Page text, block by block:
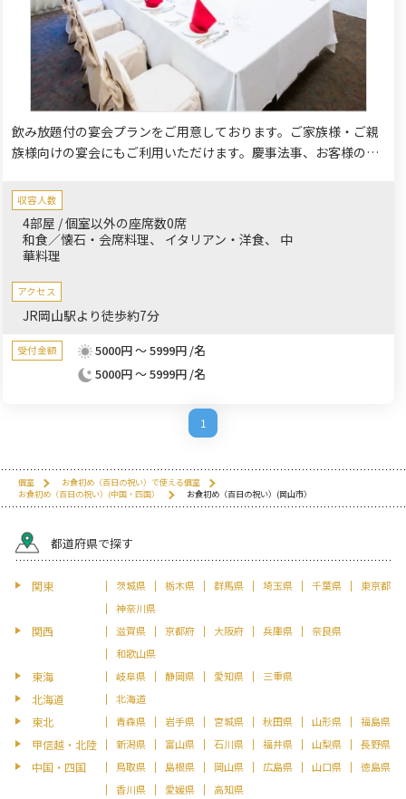
飲み放題付の宴会プランをご用意しております。ご家族様・ご親
族様向けの宴会にもご利用いただけます。慶事法事、お客様のご
洋食シェフがお客様のご要望を直接お伺いいたします。
収容人数
4部屋 / 個室以外の座席数0席
和食／懐石・会席料理
イタリアン・洋食
中
華料理
アクセス
JR岡山駅より徒歩約7分
受付金額
5000円 ～ 5999円 /名
5000円 ～ 5999円 /名
1
個室
お食初め（百日の祝い）で使える個室
お食初め（百日の祝い）(中国・四国）
お食初め（百日の祝い）(岡山市）
都道府県で探す
関東 茨城県 栃木県 群馬県 埼玉県 千葉県
東京都
神奈川県
関西 滋賀県 京都府 大阪府 兵庫県
奈良県
和歌山県
東海 岐阜県 静岡県 愛知県 三重県
北海道 北海道
東北 青森県 岩手県 宮城県 秋田県 山形県 福島県
甲信越・北陸 新潟県 富山県 石川県 福井県 山梨県 長野県
中国・四国 鳥取県 島根県 岡山県 広島県 山口県
徳島県
香川県
愛媛県 高知県